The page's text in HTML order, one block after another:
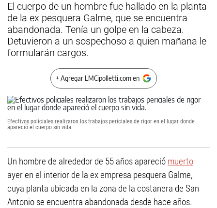
El cuerpo de un hombre fue hallado en la planta
de la ex pesquera Galme, que se encuentra
abandonada. Tenía un golpe en la cabeza.
Detuvieron a un sospechoso a quien mañana le
formularán cargos.
+ Agregar LMCipolletti.com en
Efectivos policiales realizaron los trabajos periciales de rigor en el lugar donde
apareció el cuerpo sin vida.
Un hombre de alrededor de 55 años apareció muerto
ayer en el interior de la ex empresa pesquera Galme,
cuya planta ubicada en la zona de la costanera de San
Antonio se encuentra abandonada desde hace años.